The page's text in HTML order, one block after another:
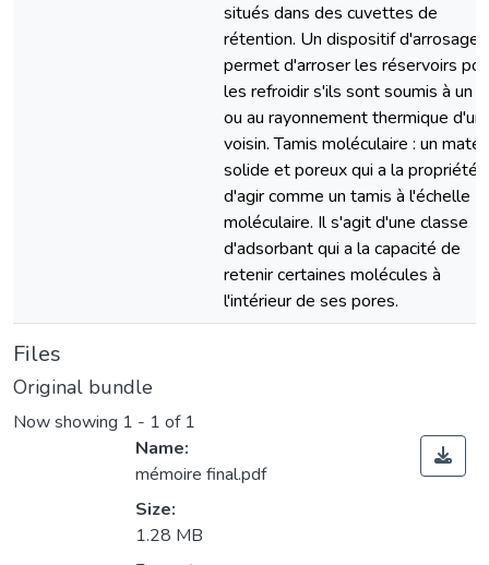
situés dans des cuvettes de
rétention. Un dispositif d'arrosage
permet d'arroser les réservoirs
les refroidir s'ils sont soumis à un
ou au rayonnement thermique d'un
voisin. Tamis moléculaire : un
solide et poreux qui a la propriété
d'agir comme un tamis à l'échelle
moléculaire. Il s'agit d'une classe
d'adsorbant qui a la capacité de
retenir certaines molécules à
l'intérieur de ses pores.
Files
Original bundle
Now showing 1 - 1 of 1
Name:
mémoire final.pdf
Size:
1.28 MB